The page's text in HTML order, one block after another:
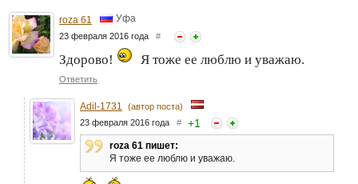
roza 61 Уфа
23 февраля 2016 года #
Здорово! Я тоже ее люблю и уважаю.
Ответить
Adil-1731
(автор поста)
23 февраля 2016 года # +1
roza 61 пишет:
Я тоже ее люблю и уважаю.